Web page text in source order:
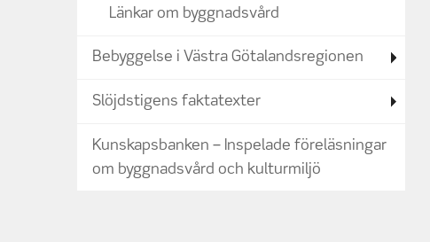
Länkar om byggnadsvård
Bebyggelse i Västra Götalandsregionen
Slöjdstigens faktatexter
Kunskapsbanken – Inspelade föreläsningar
om byggnadsvård och kulturmiljö